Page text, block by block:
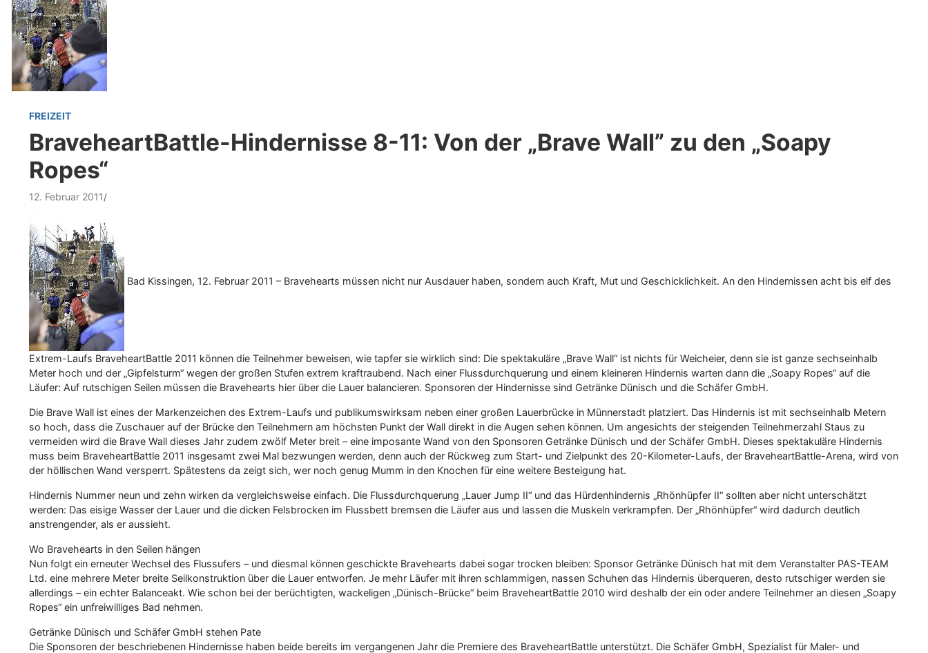
FREIZEIT
BraveheartBattle-Hindernisse 8-11: Von der „Brave Wall” zu den „Soapy
Ropes“
12. Februar 2011
Bad Kissingen, 12. Februar 2011 – Bravehearts müssen nicht nur Ausdauer haben, sondern auch Kraft, Mut und Geschicklichkeit. An den Hindernissen acht bis elf des
Extrem-Laufs BraveheartBattle 2011 können die Teilnehmer beweisen, wie tapfer sie wirklich sind: Die spektakuläre „Brave Wall“ ist nichts für Weicheier, denn sie ist ganze sechseinhalb
Meter hoch und der „Gipfelsturm“ wegen der großen Stufen extrem kraftraubend. Nach einer Flussdurchquerung und einem kleineren Hindernis warten dann die „Soapy Ropes“ auf die
Läufer: Auf rutschigen Seilen müssen die Bravehearts hier über die Lauer balancieren. Sponsoren der Hindernisse sind Getränke Dünisch und die Schäfer GmbH.
Die Brave Wall ist eines der Markenzeichen des Extrem-Laufs und publikumswirksam neben einer großen Lauerbrücke in Münnerstadt platziert. Das Hindernis ist mit sechseinhalb Metern
so hoch, dass die Zuschauer auf der Brücke den Teilnehmern am höchsten Punkt der Wall direkt in die Augen sehen können. Um angesichts der steigenden Teilnehmerzahl Staus zu
vermeiden wird die Brave Wall dieses Jahr zudem zwölf Meter breit – eine imposante Wand von den Sponsoren Getränke Dünisch und der Schäfer GmbH. Dieses spektakuläre Hindernis
muss beim BraveheartBattle 2011 insgesamt zwei Mal bezwungen werden, denn auch der Rückweg zum Start- und Zielpunkt des 20-Kilometer-Laufs, der BraveheartBattle-Arena, wird von
der höllischen Wand versperrt. Spätestens da zeigt sich, wer noch genug Mumm in den Knochen für eine weitere Besteigung hat.
Hindernis Nummer neun und zehn wirken da vergleichsweise einfach. Die Flussdurchquerung „Lauer Jump II“ und das Hürdenhindernis „Rhönhüpfer II“ sollten aber nicht unterschätzt
werden: Das eisige Wasser der Lauer und die dicken Felsbrocken im Flussbett bremsen die Läufer aus und lassen die Muskeln verkrampfen. Der „Rhönhüpfer“ wird dadurch deutlich
anstrengender, als er aussieht.
Wo Bravehearts in den Seilen hängen
Nun folgt ein erneuter Wechsel des Flussufers – und diesmal können geschickte Bravehearts dabei sogar trocken bleiben: Sponsor Getränke Dünisch hat mit dem Veranstalter PAS-TEAM
Ltd. eine mehrere Meter breite Seilkonstruktion über die Lauer entworfen. Je mehr Läufer mit ihren schlammigen, nassen Schuhen das Hindernis überqueren, desto rutschiger werden sie
allerdings – ein echter Balanceakt. Wie schon bei der berüchtigten, wackeligen „Dünisch-Brücke“ beim BraveheartBattle 2010 wird deshalb der ein oder andere Teilnehmer an diesen „Soapy
Ropes“ ein unfreiwilliges Bad nehmen.
Getränke Dünisch und Schäfer GmbH stehen Pate
Die Sponsoren der beschriebenen Hindernisse haben beide bereits im vergangenen Jahr die Premiere des BraveheartBattle unterstützt. Die Schäfer GmbH, Spezialist für Maler- und